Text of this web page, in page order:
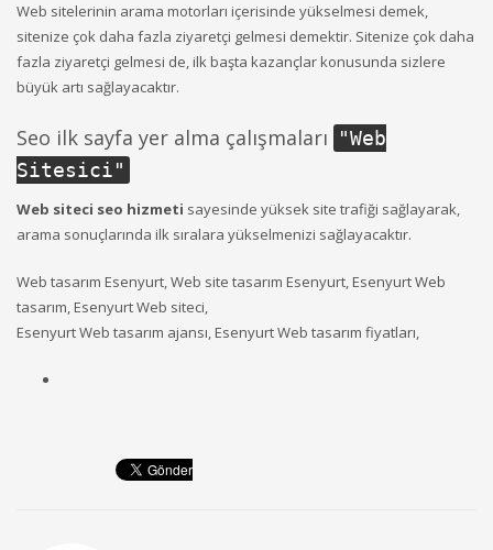
Web sitelerinin arama motorları içerisinde yükselmesi demek,
sitenize çok daha fazla ziyaretçi gelmesi demektir. Sitenize çok daha
fazla ziyaretçi gelmesi de, ilk başta kazançlar konusunda sizlere
büyük artı sağlayacaktır.
Seo ilk sayfa yer alma çalışmaları "Web
Sitesici"
Web siteci seo hizmeti sayesinde yüksek site trafiği sağlayarak,
arama sonuçlarında ilk sıralara yükselmenizi sağlayacaktır.
Web tasarım Esenyurt, Web site tasarım Esenyurt, Esenyurt Web
tasarım, Esenyurt Web siteci,
Esenyurt Web tasarım ajansı, Esenyurt Web tasarım fiyatları,